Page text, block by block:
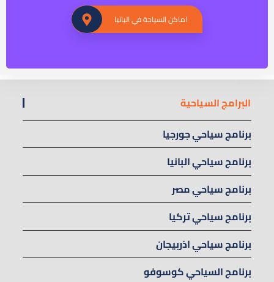
اماكن السياحة في البانيا
البرامج السياحية
برنامج سياحي جورجيا
برنامج سياحي البانيا
برنامج سياحي مصر
برنامج سياحي تركيا
برنامج سياحي اذربيجان
برنامج السياحي كوسوفو